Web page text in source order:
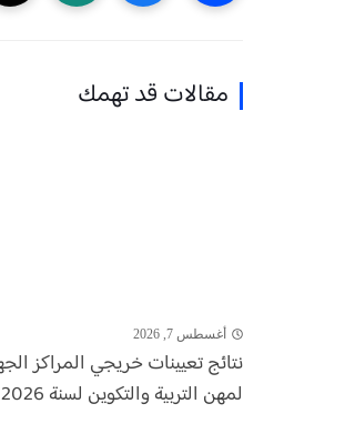
مقالات قد تهمك
أغسطس 7, 2026
نتائج تعيينات خريجي المراكز
لمهن التربية والتكوين لسنة 2026